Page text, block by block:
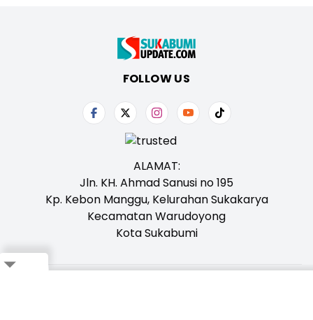
FOLLOW US
ALAMAT:
Jln. KH. Ahmad Sanusi no 195
Kp. Kebon Manggu, Kelurahan Sukakarya
Kecamatan Warudoyong
Kota Sukabumi